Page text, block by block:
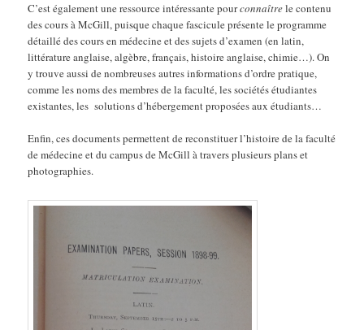
C’est également une ressource intéressante pourconnaîtrele contenu
des cours à McGill, puisque chaque fascicule présente le programme
détaillé des cours en médecine et des sujets d’examen (en latin,
littérature anglaise, algèbre, français, histoire anglaise, chimie…). On
y trouve aussi de nombreuses autres informations d’ordre pratique,
comme les noms des membres de la faculté, les sociétés étudiantes
existantes, les solutions d’hébergement proposées aux étudiants…
Enfin, ces documents permettent de reconstituer l’histoire de la faculté
de médecine et du campus de McGill à travers plusieurs plans et
photographies.